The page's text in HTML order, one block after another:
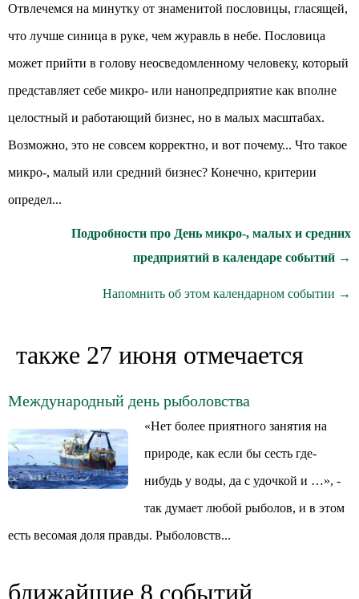
Отвлечемся на минутку от знаменитой пословицы, гласящей,
что лучше синица в руке, чем журавль в небе. Пословица
может прийти в голову неосведомленному человеку, который
представляет себе микро- или нанопредприятие как вполне
целостный и работающий бизнес, но в малых масштабах.
Возможно, это не совсем корректно, и вот почему... Что такое
микро-, малый или средний бизнес? Конечно, критерии
определ...
Подробности про День микро-, малых и средних
предприятий в календаре событий →
Напомнить об этом календарном событии →
также 27 июня отмечается
Международный день рыболовства
«Нет более приятного занятия на
природе, как если бы сесть где-
нибудь у воды, да с удочкой и …», -
так думает любой рыболов, и в этом
есть весомая доля правды. Рыболовств...
ближайшие 8 событий